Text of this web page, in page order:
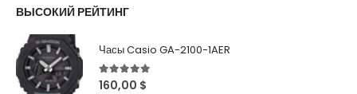
ВЫСОКИЙ РЕЙТИНГ
Часы Casio GA-2100-1AER
5out of 5
160,00 $